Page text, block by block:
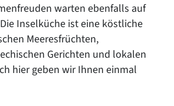
warten ebenfalls auf
Inselküche ist eine köstliche
Meeresfrüchten,
Gerichten und lokalen
hier geben wir Ihnen einmal